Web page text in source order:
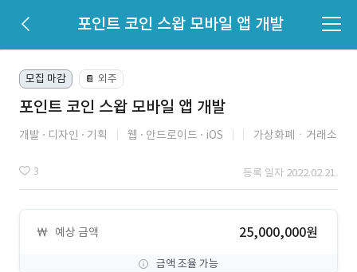
포인트 코인 스왑 모바일 앱 개발
모집 마감 📔 외주
포인트 코인 스왑 모바일 앱 개발
개발 디자인 기획 웹 안드로이드 iOS 가상화폐ㆍ거래소
3 등록 일자 2022.02.21.
예상 금액 25,000,000원
금액 조율 가능